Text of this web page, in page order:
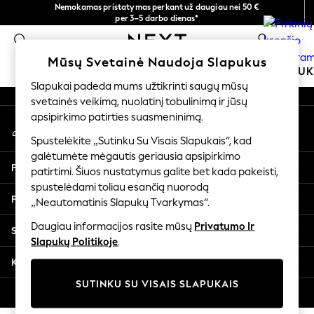
Nemokamas pristatymas perkant už daugiau nei 50 €
per 3–5 darbo dienas*
Dabar galite apsipirkti lietuvių kalba!
0
MOKYKLINĖ APRANGA MERGAITĖMS
SCHOOLWEAR
All Boys Schoolwear
Shoes
Trousers
Shorts
Shirts
Polo Shirts
Sweatshirts & Jumpers
Coats & Jackets
Underwear
Multipacks
All Boys Sport & Swimwear
An error occurred on client
Mūsų socialiniai tinklai
Mano paskyra
Prisijunkite prie savo paskyros
Pagalba
Privatumas ir teisinė informacija
Skyriai
Kitos paslaugos
Mūsų Svetainė Naudoja Slapukus
Slapukai padeda mums užtikrinti saugų mūsų
svetainės veikimą, nuolatinį tobulinimą ir jūsų
apsipirkimo patirties suasmeninimą.
Spustelėkite „Sutinku Su Visais Slapukais“, kad
galėtumėte mėgautis geriausia apsipirkimo
patirtimi. Šiuos nustatymus galite bet kada pakeisti,
spustelėdami toliau esančią nuorodą
„Neautomatinis Slapukų Tvarkymas“.
Daugiau informacijos rasite mūsų Privatumo Ir
Slapukų Politikoje.
SUTINKU SU VISAIS SLAPUKAIS